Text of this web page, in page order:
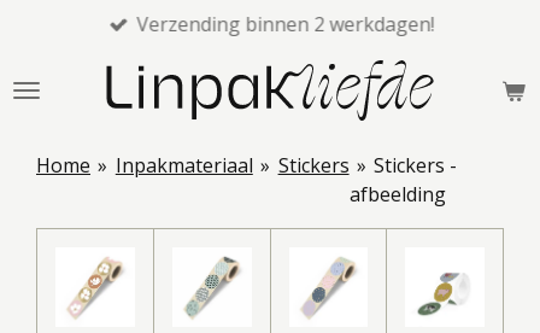
naar
Verzending binnen 2 werkdagen!
Home » Inpakmateriaal » Stickers » Stickers -
afbeelding